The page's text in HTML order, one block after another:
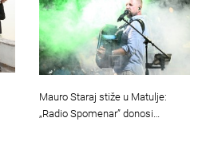
Mauro Staraj stiže u Matulje:
„Radio Spomenar” donosi…